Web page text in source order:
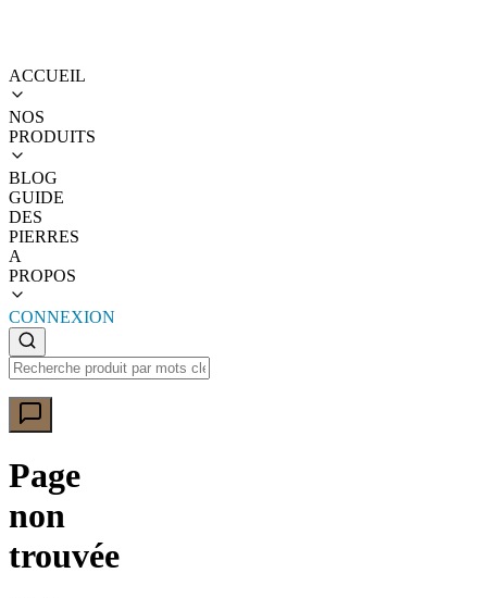
ACCUEIL
NOS
PRODUITS
BLOG
GUIDE
DES
PIERRES
A
PROPOS
CONNEXION
Page
non
trouvée